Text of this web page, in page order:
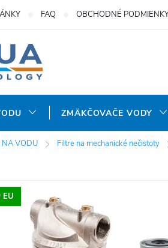
FAQ OBCHODNÉ
ZMÄKČOVAČE VODY
NA VODU Filtre na mechanické nečistoty
EU